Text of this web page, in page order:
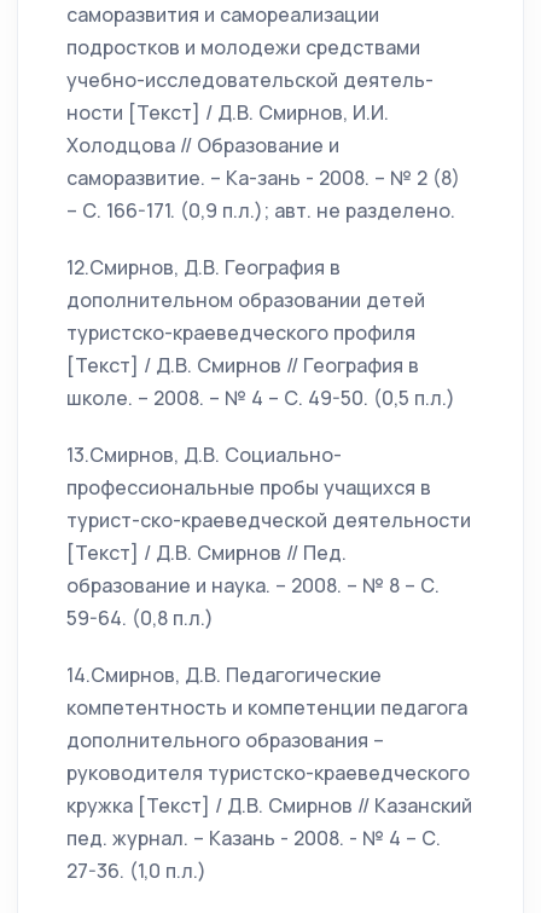
саморазвития и самореализации
подростков и молодежи средствами
учебно-исследовательской деятель-
ности [Текст] / Д.В. Смирнов, И.И.
Холодцова // Образование и
саморазвитие. – Ка-зань - 2008. – № 2 (8)
– С. 166-171. (0,9 п.л.); авт. не разделено.
12.Смирнов, Д.В. География в
дополнительном образовании детей
туристско-краеведческого профиля
[Текст] / Д.В. Смирнов // География в
школе. – 2008. – № 4 – С. 49-50. (0,5 п.л.)
13.Смирнов, Д.В. Социально-
профессиональные пробы учащихся в
турист-ско-краеведческой деятельности
[Текст] / Д.В. Смирнов // Пед.
образование и наука. – 2008. – № 8 – С.
59-64. (0,8 п.л.)
14.Смирнов, Д.В. Педагогические
компетентность и компетенции педагога
дополнительного образования –
руководителя туристско-краеведческого
кружка [Текст] / Д.В. Смирнов // Казанский
пед. журнал. – Казань - 2008. - № 4 – С.
27-36. (1,0 п.л.)